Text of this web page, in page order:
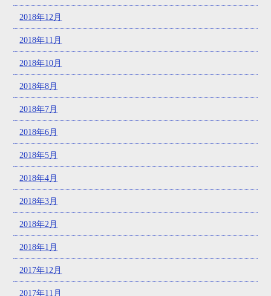
2018年12月
2018年11月
2018年10月
2018年8月
2018年7月
2018年6月
2018年5月
2018年4月
2018年3月
2018年2月
2018年1月
2017年12月
2017年11月